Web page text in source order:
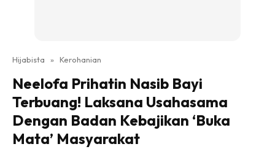
Hijabista » Kerohanian
Neelofa Prihatin Nasib Bayi
Terbuang! Laksana Usahasama
Dengan Badan Kebajikan ‘Buka
Mata’ Masyarakat